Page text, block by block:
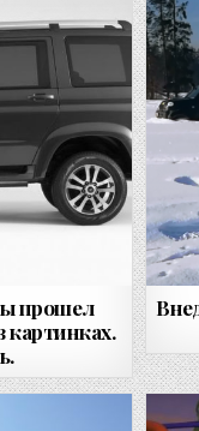
прошел
картинках.